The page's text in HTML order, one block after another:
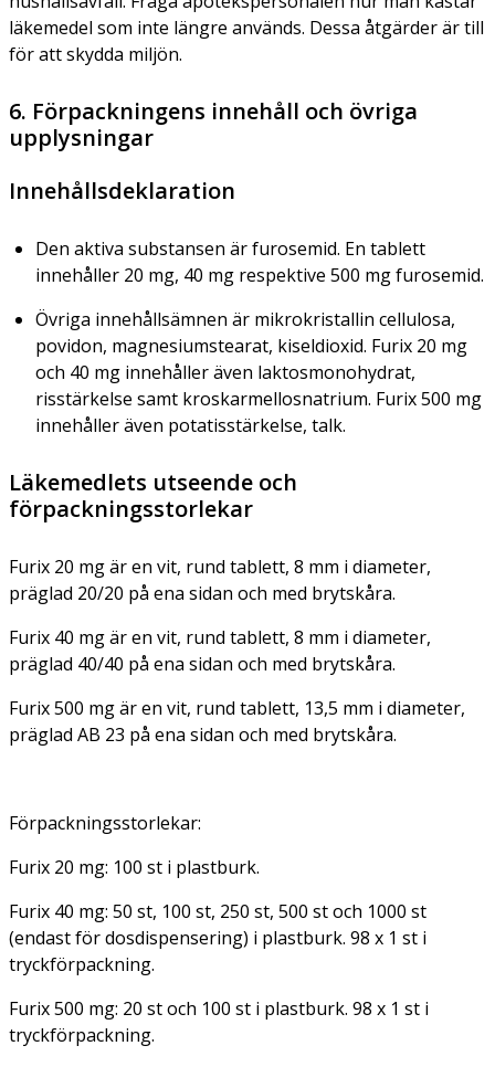
läkemedel som inte längre används. Dessa åtgärder är till
för att skydda miljön.
6. Förpackningens innehåll och övriga
upplysningar
Innehållsdeklaration
Den aktiva substansen är furosemid. En tablett
innehåller 20 mg, 40 mg respektive 500 mg furosemid.
Övriga innehållsämnen är mikrokristallin cellulosa,
povidon, magnesiumstearat, kiseldioxid. Furix 20 mg
och 40 mg innehåller även laktosmonohydrat,
risstärkelse samt kroskarmellosnatrium. Furix 500 mg
innehåller även potatisstärkelse, talk.
Läkemedlets utseende och
förpackningsstorlekar
Furix 20 mg är en vit, rund tablett, 8 mm i diameter,
präglad 20/20 på ena sidan och med brytskåra.
Furix 40 mg är en vit, rund tablett, 8 mm i diameter,
präglad 40/40 på ena sidan och med brytskåra.
Furix 500 mg är en vit, rund tablett, 13,5 mm i diameter,
präglad AB 23 på ena sidan och med brytskåra.
Förpackningsstorlekar:
Furix 20 mg: 100 st i plastburk.
Furix 40 mg: 50 st, 100 st, 250 st, 500 st och 1000 st
(endast för dosdispensering) i plastburk. 98 x 1 st i
tryckförpackning.
Furix 500 mg: 20 st och 100 st i plastburk. 98 x 1 st i
tryckförpackning.